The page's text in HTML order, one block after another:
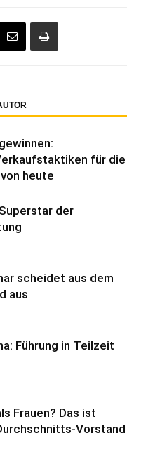
für die
heute
der
scheidet aus dem
aus
Führung in Teilzeit
Frauen? Das ist
Vorstand